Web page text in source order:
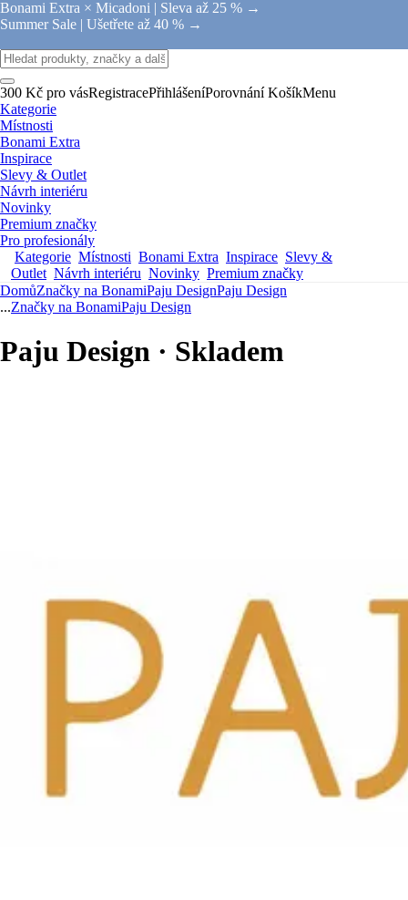
Bonami Extra × Micadoni | Sleva až 25 % →
Summer Sale | Ušetřete až 40 % →
300 Kč pro vásRegistracePřihlášeníPorovnání KošíkMenu
Kategorie
Místnosti
Bonami Extra
Inspirace
Slevy & Outlet
Návrh interiéru
Novinky
Premium značky
Pro profesionály
Kategorie Místnosti Bonami Extra Inspirace Slevy &
Outlet Návrh interiéru Novinky Premium značky
DomůZnačky na BonamiPaju DesignPaju Design
...Značky na BonamiPaju Design
Paju Design · Skladem